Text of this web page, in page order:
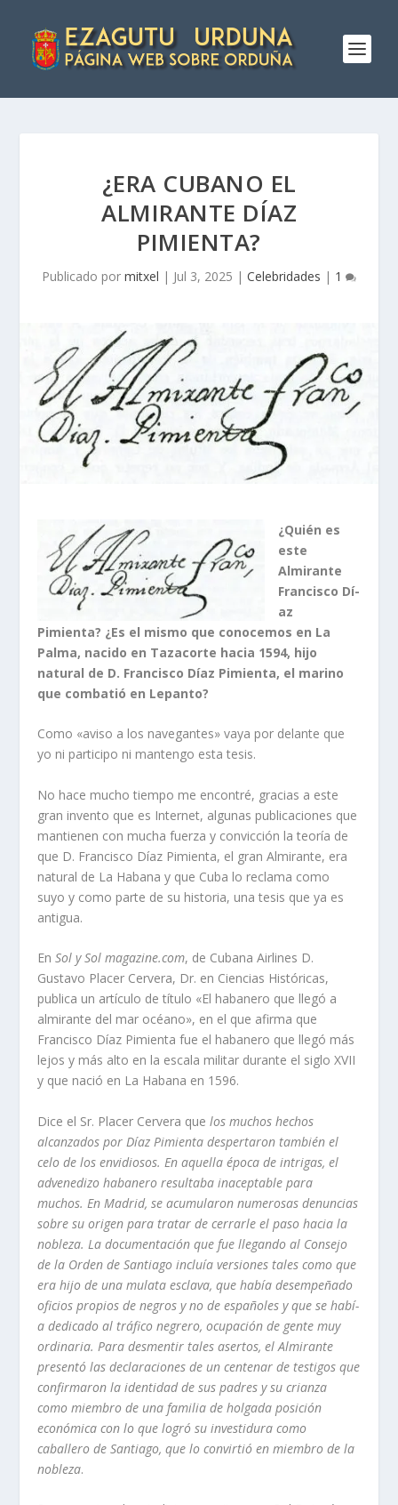
¿ERA CUBANO EL
ALMIRANTE DÍ­AZ
PIMIENTA?
Publicado por mitxel | Jul 3, 2025 | Celebridades | 1
¿Quién es
este
Almirante
Francisco Dí­
az
Pimienta? ¿Es el mismo que conocemos en La
Palma, nacido en Tazacorte hacia 1594, hijo
natural de D. Francisco Dí­az Pimienta, el marino
que combatió en Lepanto?
Como «aviso a los navegantes» vaya por delante que
yo ni participo ni mantengo esta tesis.
No hace mucho tiempo me encontré, gracias a este
gran invento que es Internet, algunas publicaciones que
mantienen con mucha fuerza y convicción la teorí­a de
que D. Francisco Dí­az Pimienta, el gran Almirante, era
natural de La Habana y que Cuba lo reclama como
suyo y como parte de su historia, una tesis que ya es
antigua.
EnSol y Sol magazine.com, de Cubana Airlines D.
Gustavo Placer Cervera, Dr. en Ciencias Históricas,
publica un artí­culo de tí­tulo «El habanero que llegó a
almirante del mar océano», en el que afirma que
Francisco Dí­az Pimienta fue el habanero que llegó más
lejos y más alto en la escala militar durante el siglo XVII
y que nació en La Habana en 1596.
Dice el Sr. Placer Cervera quelos muchos hechos
alcanzados por Dí­az Pimienta despertaron también el
celo de los envidiosos. En aquella época de intrigas, el
advenedizo habanero resultaba inaceptable para
muchos. En Madrid, se acumularon numerosas denuncias
sobre su origen para tratar de cerrarle el paso hacia la
nobleza. La documentación que fue llegando al Consejo
de la Orden de Santiago incluí­a versiones tales como que
era hijo de una mulata esclava, que habí­a desempeñado
oficios propios de negros y no de españoles y que se habí­
a dedicado al tráfico negrero, ocupación de gente muy
ordinaria. Para desmentir tales asertos, el Almirante
presentó las declaraciones de un centenar de testigos que
confirmaron la identidad de sus padres y su crianza
como miembro de una familia de holgada posición
económica con lo que logró su investidura como
caballero de Santiago, que lo convirtió en miembro de la
nobleza.